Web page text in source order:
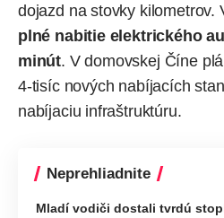
dojazd na stovky kilometrov.
plné nabitie elektrického
minút. V domovskej Číne
4-tisíc nových nabíjacích
nabíjaciu infraštruktúru.
Neprehliadnite
Mladí vodiči dostali tvrdú